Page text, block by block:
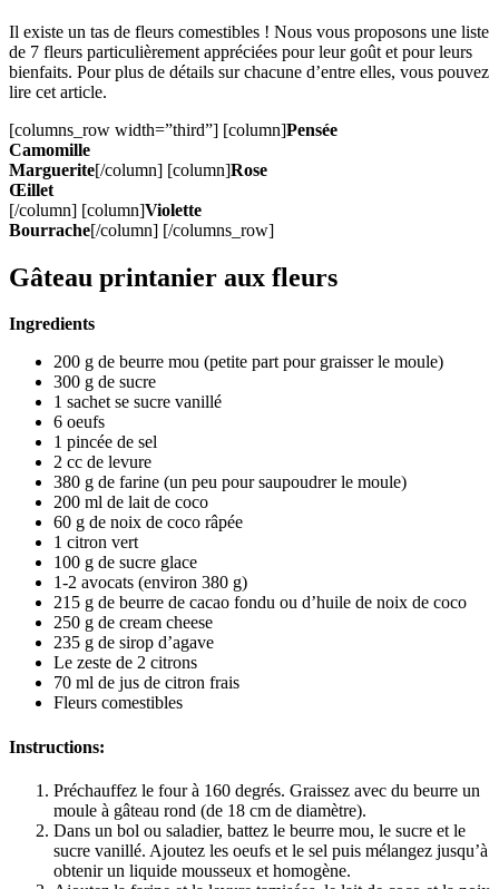
Il existe un tas de fleurs comestibles ! Nous vous proposons une liste
de 7 fleurs particulièrement appréciées pour leur goût et pour leurs
bienfaits. Pour plus de détails sur chacune d’entre elles, vous pouvez
lire cet article.
[columns_row width=”third”] [column]Pensée
Camomille
Marguerite[/column] [column]Rose
Œillet
[/column] [column]Violette
Bourrache[/column] [/columns_row]
Gâteau printanier aux fleurs
Ingredients
200 g de beurre mou (petite part pour graisser le moule)
300 g de sucre
1 sachet se sucre vanillé
6 oeufs
1 pincée de sel
2 cc de levure
380 g de farine (un peu pour saupoudrer le moule)
200 ml de lait de coco
60 g de noix de coco râpée
1 citron vert
100 g de sucre glace
1-2 avocats (environ 380 g)
215 g de beurre de cacao fondu ou d’huile de noix de coco
250 g de cream cheese
235 g de sirop d’agave
Le zeste de 2 citrons
70 ml de jus de citron frais
Fleurs comestibles
Instructions:
Préchauffez le four à 160 degrés. Graissez avec du beurre un
moule à gâteau rond (de 18 cm de diamètre).
Dans un bol ou saladier, battez le beurre mou, le sucre et le
sucre vanillé. Ajoutez les oeufs et le sel puis mélangez jusqu’à
obtenir un liquide mousseux et homogène.